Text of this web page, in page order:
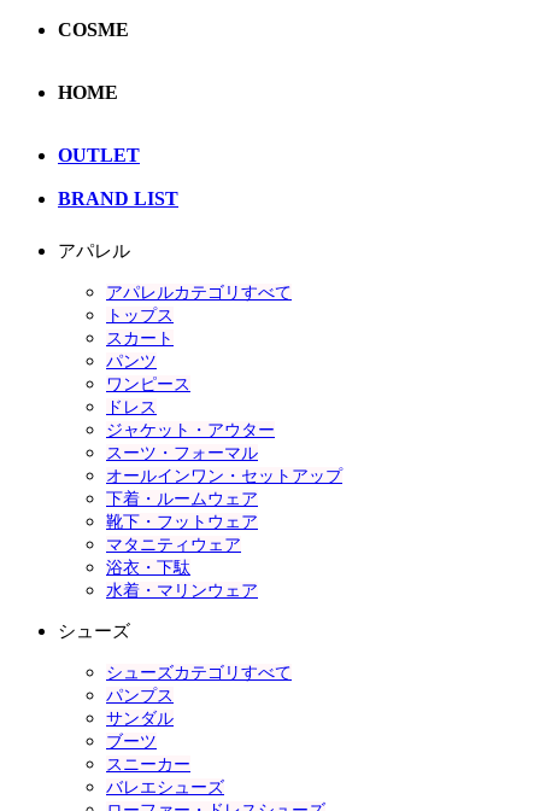
COSME
HOME
OUTLET
BRAND LIST
アパレル
アパレルカテゴリすべて
トップス
スカート
パンツ
ワンピース
ドレス
ジャケット・アウター
スーツ・フォーマル
オールインワン・セットアップ
下着・ルームウェア
靴下・フットウェア
マタニティウェア
浴衣・下駄
水着・マリンウェア
シューズ
シューズカテゴリすべて
パンプス
サンダル
ブーツ
スニーカー
バレエシューズ